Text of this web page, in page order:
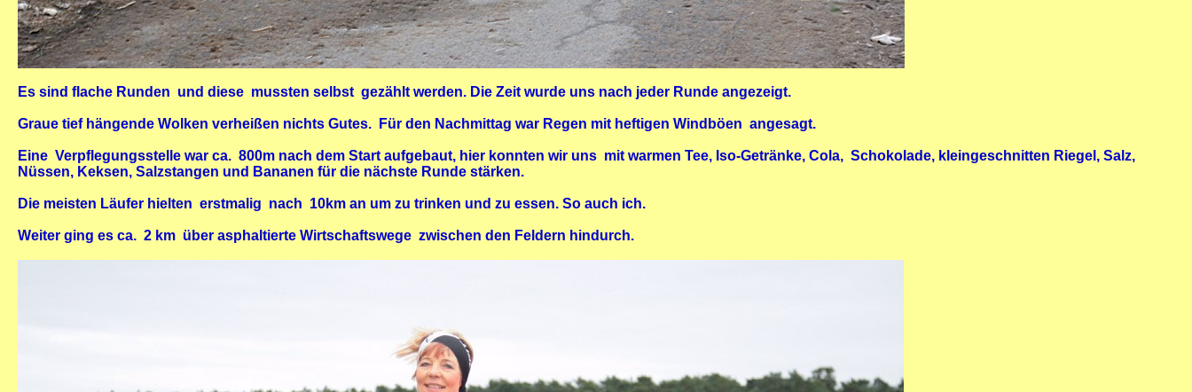
Es sind flache Runden und diese mussten selbst gezählt werden. Die Zeit wurde uns nach jeder Runde angezeigt.
Graue tief hängende Wolken verheißen nichts Gutes. Für den Nachmittag war Regen mit heftigen Windböen angesagt.
Eine Verpflegungsstelle war ca. 800m nach dem Start aufgebaut, hier konnten wir uns mit warmen Tee, Iso-Getränke, Cola, Schokolade, kleingeschnitten Riegel, Salz,
Nüssen, Keksen, Salzstangen und Bananen für die nächste Runde stärken.
Die meisten Läufer hielten erstmalig nach 10km an um zu trinken und zu essen. So auch ich.
Weiter ging es ca. 2 km über asphaltierte Wirtschaftswege zwischen den Feldern hindurch.